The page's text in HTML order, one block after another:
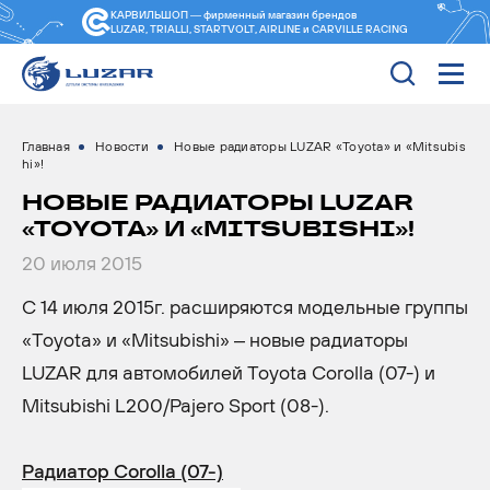
КАРВИЛЬШОП — фирменный магазин брендов
LUZAR, TRIALLI, STARTVOLT, AIRLINE и CARVILLE RACING
Главная Новости
Новые радиаторы LUZAR «Toyota» и «Mitsubis
hi»!
НОВЫЕ РАДИАТОРЫ LUZAR
«TOYOTA» И «MITSUBISHI»!
20 июля 2015
С 14 июля 2015г. расширяются модельные группы
«Toyota» и «Mitsubishi» – новые радиаторы
LUZAR для автомобилей Toyota Corolla (07-) и
Mitsubishi L200/Pajero Sport (08-).
Радиатор Corolla (07-)